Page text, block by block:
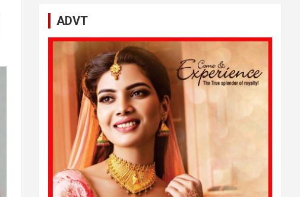
ADVT